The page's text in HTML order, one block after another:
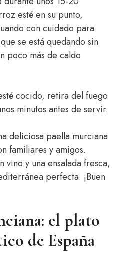
esté en su punto,
con cuidado para
se está quedando sin
poco más de caldo
cocido, retira del fuego
minutos antes de servir.
deliciosa paella murciana
familiares y amigos.
vino y una ensalada fresca,
perfecta. ¡Buen
el plato
de España